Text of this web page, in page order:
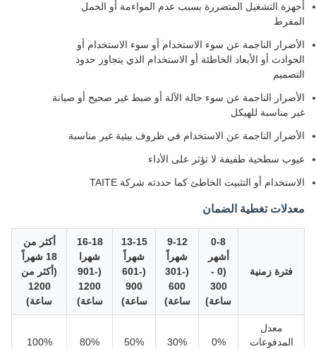
أجهزة التشغيل المتضررة بسبب عدم المواءمة أو الحمل
المفرط
الأضرار الناجمة عن سوء الاستخدام أو سوء الاستخدام أو
الحوادث أو الأبعاد الخاطئة أو الاستخدام الذي يتجاوز حدود
التصميم
الأضرار الناجمة عن سوء حالة الآلة أو ضبط غير صحيح أو صيانة
غير مناسبة للهيكل
الأضرار الناجمة عن الاستخدام في ظروف بيئية غير مناسبة
عيوب سطحية طفيفة لا تؤثر على الأداء
الاستخدام أو التثبيت الخاطئ كما حددته شركة TAITE
معدلات تغطية الضمان
فترة زمنية
0-8
أشهر
(0 -
300
ساعة)
9-12
شهراً
(301-
600
ساعة)
13-15
شهراً
(601-
900
ساعة)
16-18
شهرا
(901-
1200
ساعة)
أكثر من
18 شهراً
(أكثر من
1200
ساعة)
معدل
المدفوعات
0%
30%
50%
80%
100%